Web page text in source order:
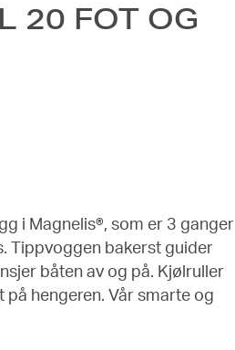
20 FOT OG
i Magnelis®, som er 3 ganger
Tippvoggen bakerst guider
båten av og på. Kjølruller
hengeren. Vår smarte og